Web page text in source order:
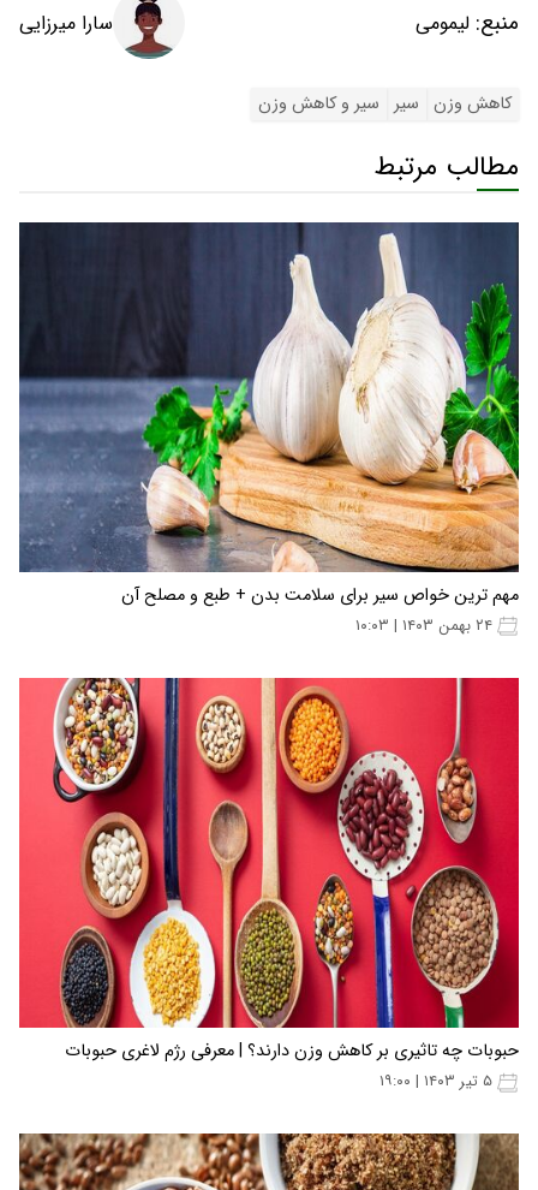
منبع: لیمومی سارا میرزایی
کاهش وزن سیر سیر و کاهش وزن
مطالب مرتبط
مهم ترین خواص سیر برای سلامت بدن + طبع و مصلح آن
حبوبات چه تاثیری بر کاهش وزن دارند؟ | معرفی رژم لاغری حبوبات